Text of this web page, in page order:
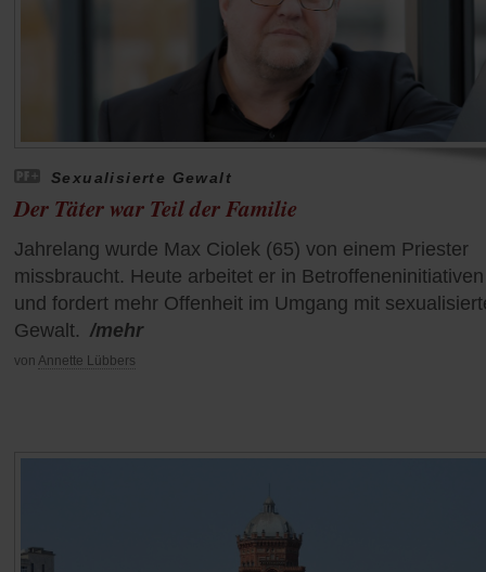
Sexualisierte Gewalt
Der Täter war Teil der Familie
Jahrelang wurde Max Ciolek (65) von einem Priester
missbraucht. Heute arbeitet er in
und fordert mehr Offenheit im Umgang mit
Gewalt. /mehr
von Annette Lübbers